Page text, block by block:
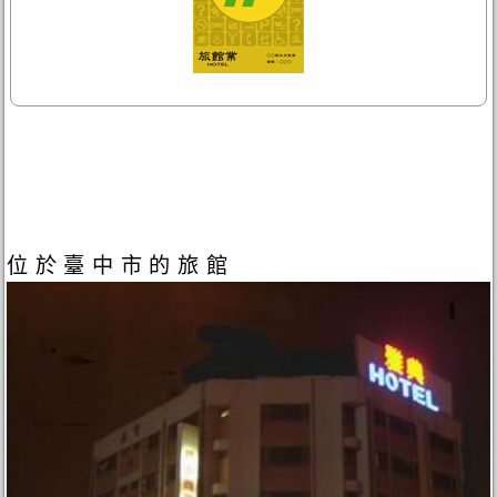
位於臺中市的旅館